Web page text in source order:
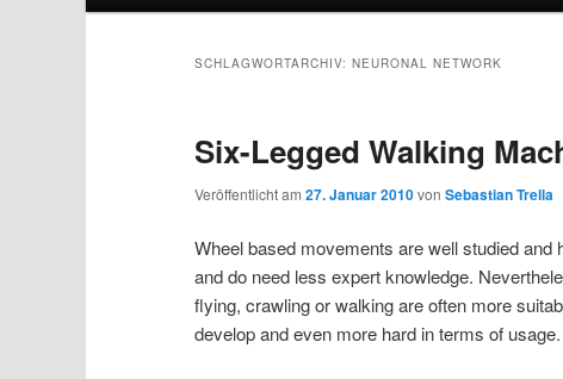
SCHLAGWORTARCHIV:NEURONAL NETWORK
Six-Legged Walking
Veröffentlicht am27. Januar 2010vonSebastian Trella
Wheel based movements are well studied
and do need less expert knowledge.
flying, crawling or walking are often more
develop and even more hard in terms of usage.